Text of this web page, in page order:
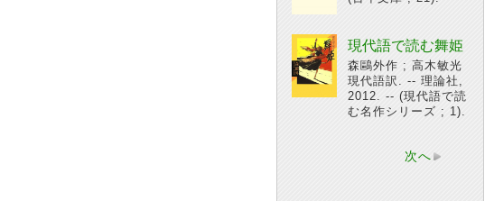
現代語で読む舞姫
森鷗外作 ; 高木敏光
現代語訳. -- 理論社,
2012. -- (現代語で読
む名作シリーズ ; 1).
次へ